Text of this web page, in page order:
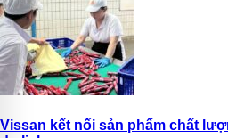
Vissan kết nối sản phẩm chất